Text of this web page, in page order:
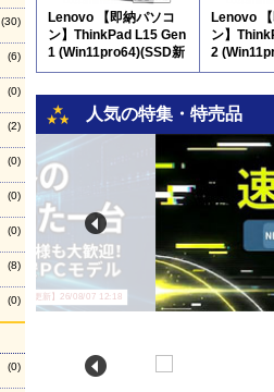
(30)
(6)
(0)
(2)
(0)
(0)
(0)
(8)
(0)
(0)
Lenovo 【即納パソコ
ン】ThinkPad L15 Gen
1 (Win11pro64)(SSD新
品) 5N10 ※テンキー
Lenovo
ン】
2
品) 5N11
人気の特集・特売品
【最終更新】26/08/07 12:18